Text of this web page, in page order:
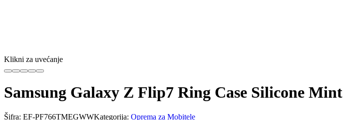
Klikni za uvećanje
Samsung Galaxy Z Flip7 Ring Case Silicone Mint
Šifra: EF-PF766TMEGWWKategorija: Oprema za Mobitele